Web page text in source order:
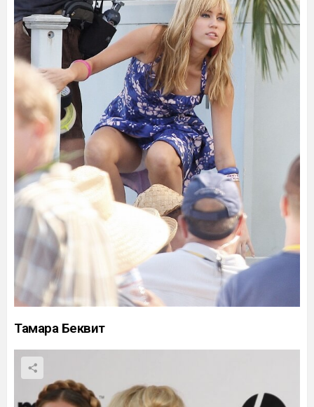
Тамара Беквит